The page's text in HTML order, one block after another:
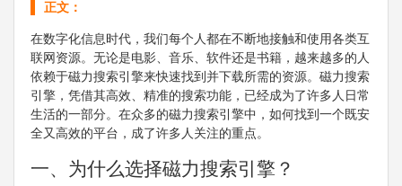
正文：
在数字化信息时代，我们每个人都在不断地接触和使用各类互
联网资源。无论是电影、音乐、软件还是书籍，越来越多的人
依赖于磁力搜索引擎来快速找到并下载所需的资源。磁力搜索
引擎，凭借其高效、精准的搜索功能，已经成为了许多人日常
生活的一部分。在众多的磁力搜索引擎中，如何找到一个既安
全又高效的平台，成了许多人关注的重点。
一、为什么选择磁力搜索引擎？